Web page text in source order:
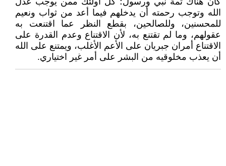
الله وتوجب رحمته أن يدخلهم فيما أعد من ثواب ونعيم
للمحسنين، وللصالحين، بقطع النظر عما اقتنعت به
عقولهم، وما لم تقتنع به، لأن الاقتناع وعدم القدرة على
الاقتناع أمران جبريان على الأعم الأغلب، ويمتنع على الله
أن يعذب مخلوقيه من البشر على أمر غير اختياري.